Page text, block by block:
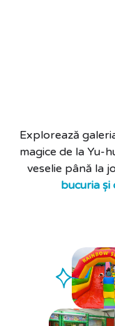
Explorează
magice de la Yu-
veselie până la
bucuria și